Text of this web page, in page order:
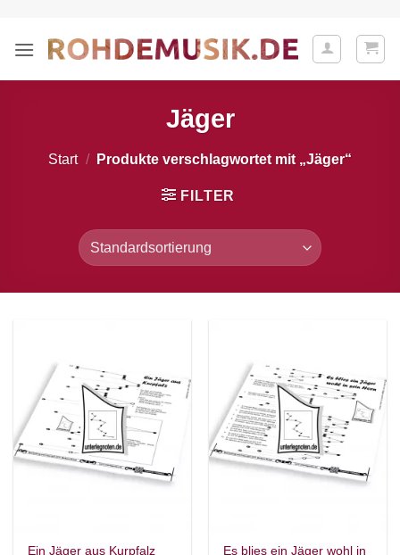
springen
Jäger
Start / Produkte verschlagwortet mit „Jäger“
FILTER
Ein Jäger aus Kurpfalz
Es blies ein Jäger wohl in